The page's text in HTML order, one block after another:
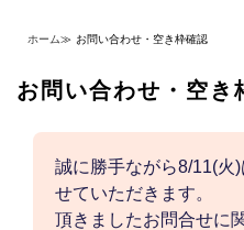
ホーム≫ お問い合わせ・空き枠確認
お問い合わせ・空き
誠に勝手ながら8/11(火
せていただきます。
頂きましたお問合せに